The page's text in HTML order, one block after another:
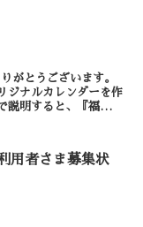
がとうございます。
ジナルカレンダーを作
説明すると、『福祉事
用者さま募集状